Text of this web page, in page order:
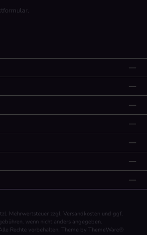
.
Mehrwertsteuer zzgl. Versandkosten und ggf.
wenn nicht anders angegeben.
Rechte vorbehalten. Theme by ThemeWare®